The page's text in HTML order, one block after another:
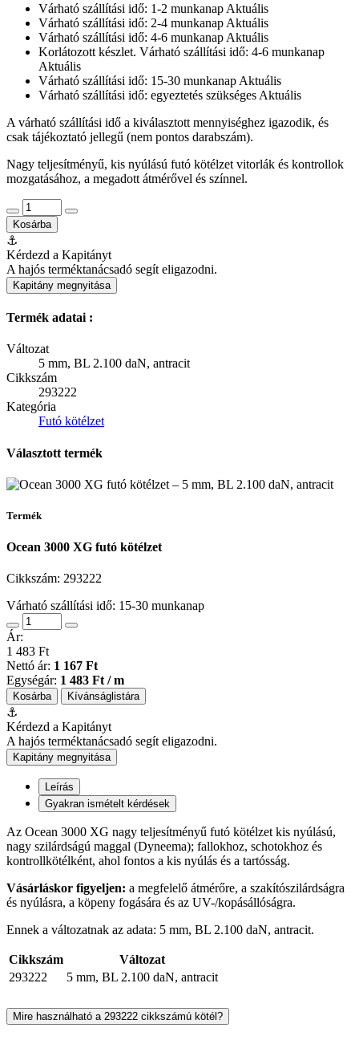
Várható szállítási idő: 1-2 munkanap Aktuális
Várható szállítási idő: 2-4 munkanap Aktuális
Várható szállítási idő: 4-6 munkanap Aktuális
Korlátozott készlet. Várható szállítási idő: 4-6 munkanap
Aktuális
Várható szállítási idő: 15-30 munkanap Aktuális
Várható szállítási idő: egyeztetés szükséges Aktuális
A várható szállítási idő a kiválasztott mennyiséghez igazodik, és
csak tájékoztató jellegű (nem pontos darabszám).
Nagy teljesítményű, kis nyúlású futó kötélzet vitorlák és kontrollok
mozgatásához, a megadott átmérővel és színnel.
Kosárba
⚓
Kérdezd a Kapitányt
A hajós terméktanácsadó segít eligazodni.
Kapitány megnyitása
Termék adatai :
Változat
5 mm, BL 2.100 daN, antracit
Cikkszám
293222
Kategória
Futó kötélzet
Választott termék
Termék
Ocean 3000 XG futó kötélzet
Cikkszám: 293222
Várható szállítási idő: 15-30 munkanap
Ár:
1 483 Ft
Nettó ár: 1 167 Ft
Egységár: 1 483 Ft / m
Kosárba Kívánságlistára
⚓
Kérdezd a Kapitányt
A hajós terméktanácsadó segít eligazodni.
Kapitány megnyitása
Leírás
Gyakran ismételt kérdések
Az Ocean 3000 XG nagy teljesítményű futó kötélzet kis nyúlású,
nagy szilárdságú maggal (Dyneema); fallokhoz, schotokhoz és
kontrollkötélként, ahol fontos a kis nyúlás és a tartósság.
Vásárláskor figyeljen: a megfelelő átmérőre, a szakítószilárdságra
és nyúlásra, a köpeny fogására és az UV-/kopásállóságra.
Ennek a változatnak az adata: 5 mm, BL 2.100 daN, antracit.
Cikkszám
Változat
293222
5 mm, BL 2.100 daN, antracit
Mire használható a 293222 cikkszámú kötél?